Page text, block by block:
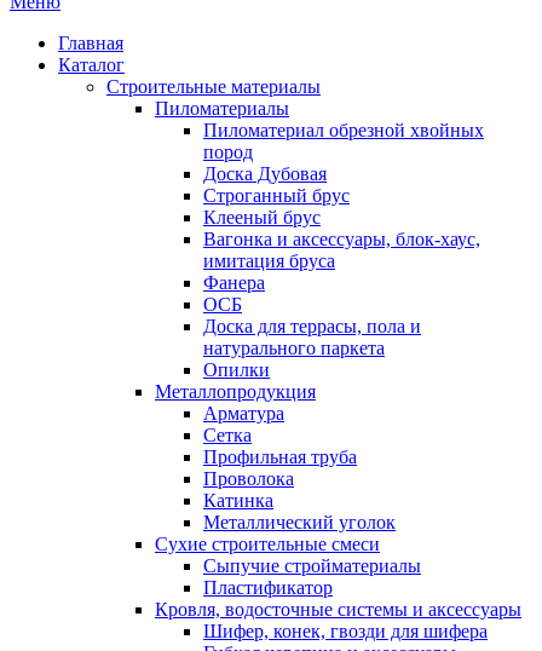
Главная
Каталог
Строительные материалы
Пиломатериалы
Пиломатериал обрезной хвойных
пород
Доска Дубовая
Строганный брус
Клееный брус
Вагонка и аксессуары, блок-хаус,
имитация бруса
Фанера
ОСБ
Доска для террасы, пола и
натурального паркета
Опилки
Металлопродукция
Арматура
Сетка
Профильная труба
Проволока
Катинка
Металлический уголок
Сухие строительные смеси
Сыпучие стройматериалы
Пластификатор
Кровля, водосточные системы и аксессуары
Шифер, конек, гвозди для шифера